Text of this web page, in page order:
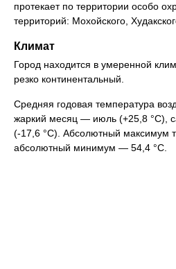
протекает по территории особо
территорий: Мохойского,
Климат
Город находится в умеренной
резко континентальный.
Средняя годовая температура
жаркий месяц — июль (+25,8 °C),
(-17,6 °C). Абсолютный максимум
абсолютный минимум — 54,4 °C.